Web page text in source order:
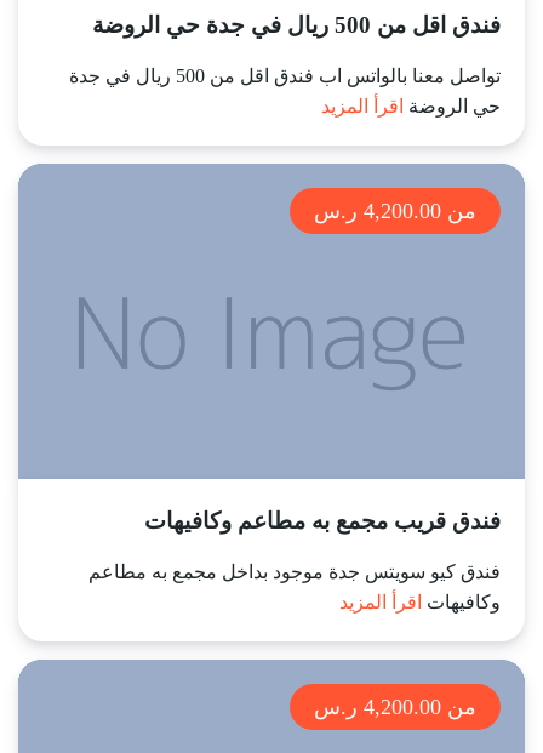
فندق اقل من 500 ريال في جدة حي الروضة
تواصل معنا بالواتس اب فندق اقل من 500 ريال في جدة
حي الروضة اقرأ المزيد
من 4,200.00 ر.س
فندق قريب مجمع به مطاعم وكافيهات
فندق كيو سويتس جدة موجود بداخل مجمع به مطاعم
وكافيهات اقرأ المزيد
من 4,200.00 ر.س